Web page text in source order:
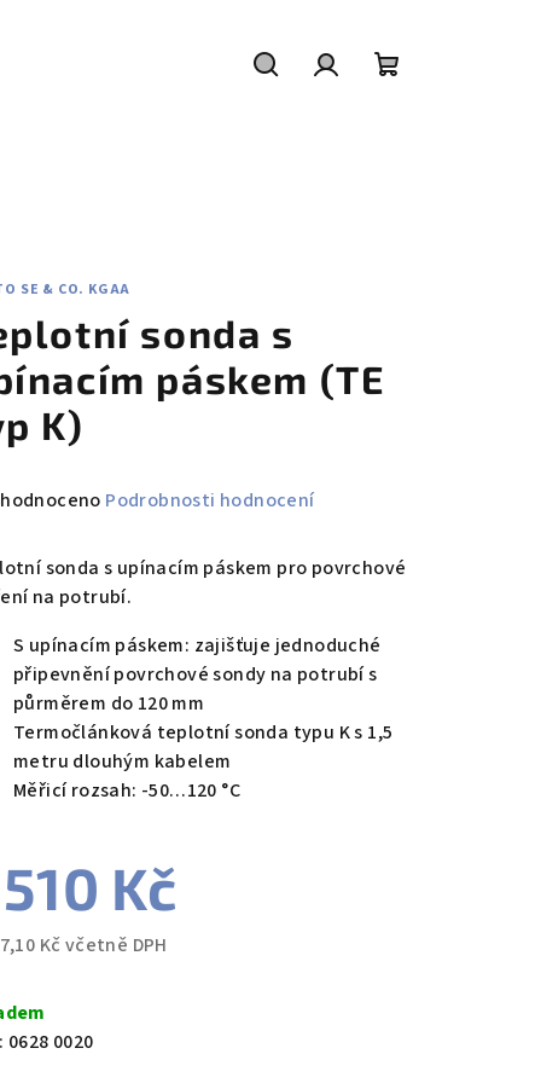
SE & CO. KGAA
sonda s
páskem (TE
K)
Podrobnosti hodnocení
sonda s upínacím páskem pro povrchové
na potrubí.
S upínacím páskem: zajišťuje jednoduché
připevnění povrchové sondy na potrubí s
půrměrem do 120 mm
Termočlánková teplotní sonda typu K s 1,5
metru dlouhým kabelem
Měřicí rozsah: -50…120 °C
Kč
Kč včetně DPH
0628 0020